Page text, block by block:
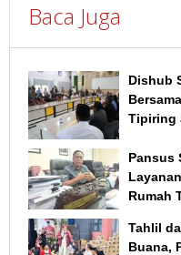
Baca Juga
Dishub
Tipiring
Pansus
Rumah
Tahlil
Buana,